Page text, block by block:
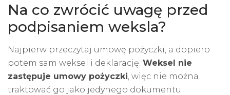
Na co zwrócić uwagę przed
podpisaniem weksla?
Najpierw przeczytaj umowę pożyczki, a dopiero
potem sam weksel i deklarację. Weksel nie
zastępuje umowy pożyczki, więc nie można
traktować go jako jedynego dokumentu